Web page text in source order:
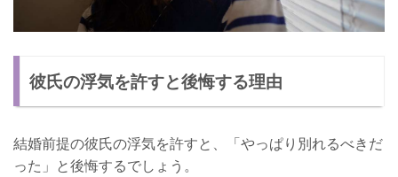
彼氏の浮気を許すと後悔する理由
結婚前提の彼氏の浮気を許すと、「やっぱり別れるべきだ
った」と後悔するでしょう。